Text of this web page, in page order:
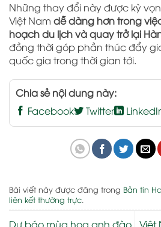
Những thay đổi này được kỳ
Việt Nam dễ dàng hơn trong
hoạch du lịch và quay trở lại
đồng thời góp phần thúc đẩy
quốc gia trong thời gian tới.
Chia sẻ nội dung này:
Facebook
Twitter
Bài viết này được đăng trong Bản tin
liên kết thường trực.
Dự báo mùa hoa anh đào Việt